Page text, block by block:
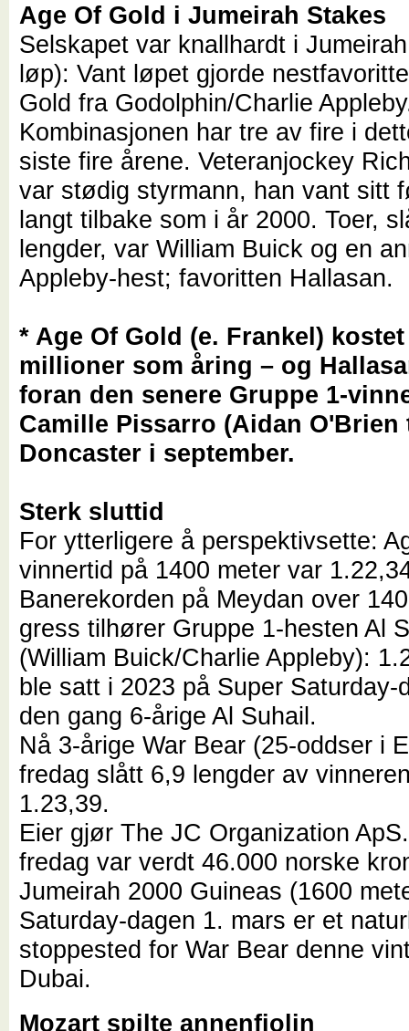
Age Of Gold i Jumeirah Stakes
Selskapet var knallhardt i
løp): Vant løpet gjorde
Gold fra Godolphin/Charlie
Kombinasjonen har tre av fire i
siste fire årene. Veteranjockey
var stødig styrmann, han vant sitt
langt tilbake som i år 2000. Toer,
lengder, var William Buick og en
Appleby-hest; favoritten Hallasan.
* Age Of Gold (e. Frankel)
millioner som åring – og
foran den senere Gruppe 1-
Camille Pissarro (Aidan O'Brien
Doncaster i september.
Sterk sluttid
For ytterligere å perspektivsette:
vinnertid på 1400 meter var
Banerekorden på Meydan over
gress tilhører Gruppe 1-hesten Al
(William Buick/Charlie Appleby):
ble satt i 2023 på Super Saturday-
den gang 6-årige Al Suhail.
Nå 3-årige War Bear (25-oddser i
fredag slått 6,9 lengder av
1.23,39.
Eier gjør The JC Organization
fredag var verdt 46.000 norske
Jumeirah 2000 Guineas (1600
Saturday-dagen 1. mars er et
stoppested for War Bear denne
Dubai.
Mozart spilte annenfiolin